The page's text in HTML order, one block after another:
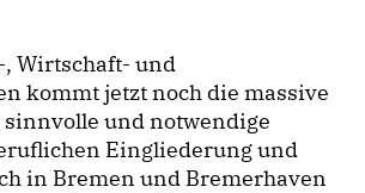
Wirtschaft- und
kommt jetzt noch die massive
und notwendige
Eingliederung und
in Bremen und Bremerhaven